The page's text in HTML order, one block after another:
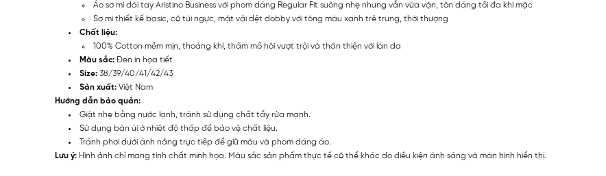
Áo sơ mi dài tay Aristino Business với phom dáng Regular Fit suông nhẹ nhưng vẫn vừa vặn, tôn dáng tối đa khi mặc
Sơ mi thiết kế basic, có túi ngực, mặt vải dệt dobby với tông màu xanh trẻ trung, thời thượng
Chất liệu:
100% Cotton mềm mịn, thoáng khí, thấm mồ hôi vượt trội và thân thiện với làn da
Màu sắc: Đen in họa tiết
Size: 38/39/40/41/42/43
Sản xuất: Việt Nam
Hướng dẫn bảo quản:
Giặt nhẹ bằng nước lạnh, tránh sử dụng chất tẩy rửa mạnh.
Sử dụng bàn ủi ở nhiệt độ thấp để bảo vệ chất liệu.
Tránh phơi dưới ánh nắng trực tiếp để giữ màu và phom dáng áo.
Lưu ý: Hình ảnh chỉ mang tính chất minh họa. Màu sắc sản phẩm thực tế có thể khác do điều kiện ánh sáng và màn hình hiển thị.